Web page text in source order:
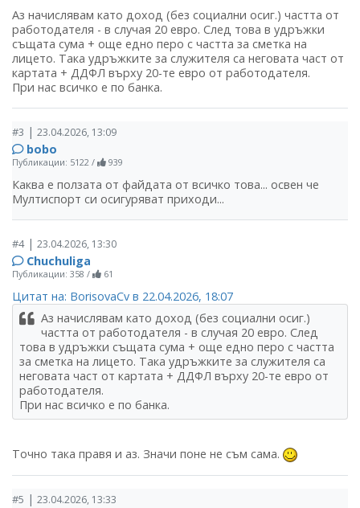
Аз начислявам като доход (без социални осиг.) частта от
работодателя - в случая 20 евро. След това в удръжки
същата сума + още едно перо с частта за сметка на
лицето. Така удръжките за служителя са неговата част от
картата + ДДФЛ върху 20-те евро от работодателя.
При нас всичко е по банка.
#3 | 23.04.2026, 13:09
bobo
Публикации: 5122 / 939
Каква е ползата от файдата от всичко това... освен че
Мултиспорт си осигуряват приходи...
#4| 23.04.2026, 13:30
Chuchuliga
Публикации: 358 / 61
Цитат на: BorisovaCv в 22.04.2026, 18:07
Аз начислявам като доход (без социални осиг.)
частта от работодателя - в случая 20 евро. След
това в удръжки същата сума + още едно перо с частта
за сметка на лицето. Така удръжките за служителя са
неговата част от картата + ДДФЛ върху 20-те евро от
работодателя.
При нас всичко е по банка.
Точно така правя и аз. Значи поне не съм сама.
#5 | 23.04.2026, 13:33